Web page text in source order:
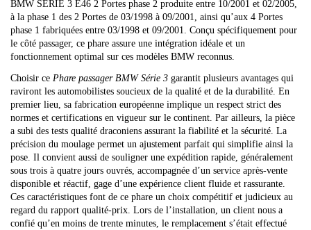
BMW SERIE 3 E46 2 Portes phase 2 produite entre 10/2001 et 02/2005,
à la phase 1 des 2 Portes de 03/1998 à 09/2001, ainsi qu’aux 4 Portes
phase 1 fabriquées entre 03/1998 et 09/2001. Conçu spécifiquement pour
le côté passager, ce phare assure une intégration idéale et un
fonctionnement optimal sur ces modèles BMW reconnus.
Choisir ce Phare passager BMW Série 3 garantit plusieurs avantages qui
raviront les automobilistes soucieux de la qualité et de la durabilité. En
premier lieu, sa fabrication européenne implique un respect strict des
normes et certifications en vigueur sur le continent. Par ailleurs, la pièce
a subi des tests qualité draconiens assurant la fiabilité et la sécurité. La
précision du moulage permet un ajustement parfait qui simplifie ainsi la
pose. Il convient aussi de souligner une expédition rapide, généralement
sous trois à quatre jours ouvrés, accompagnée d’un service après-vente
disponible et réactif, gage d’une expérience client fluide et rassurante.
Ces caractéristiques font de ce phare un choix compétitif et judicieux au
regard du rapport qualité-prix. Lors de l’installation, un client nous a
confié qu’en moins de trente minutes, le remplacement s’était effectué